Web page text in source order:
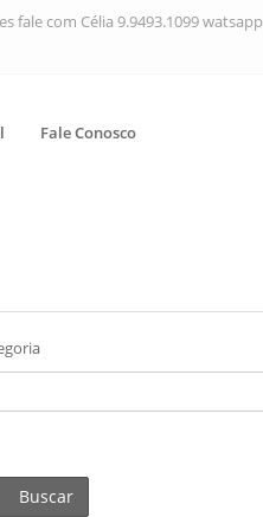
fale com Célia 9.9493.1099 watsapp
Fale Conosco
Buscar